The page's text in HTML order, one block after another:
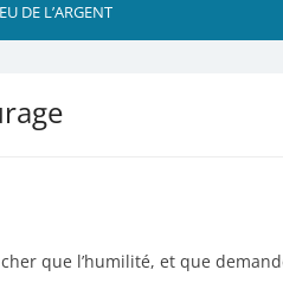
DE L’ARGENT
cher que l’humilité, et que